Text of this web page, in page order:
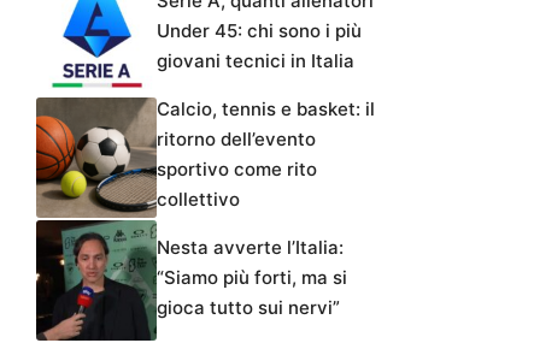
Under 45: chi sono i più
giovani tecnici in Italia
Calcio, tennis e basket: il
ritorno dell’evento
sportivo come rito
collettivo
Nesta avverte l’Italia:
“Siamo più forti, ma si
gioca tutto sui nervi”